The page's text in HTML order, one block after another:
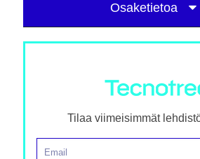
Osaketietoa
Tilaa viimeisimmät